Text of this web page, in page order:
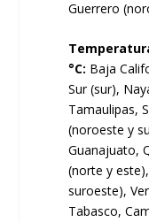
Guerrero
°C: Baja
Sur (sur),
Tamaulipas,
(noroeste y
Guanajuato,
(norte y
suroeste),
Tabasco,